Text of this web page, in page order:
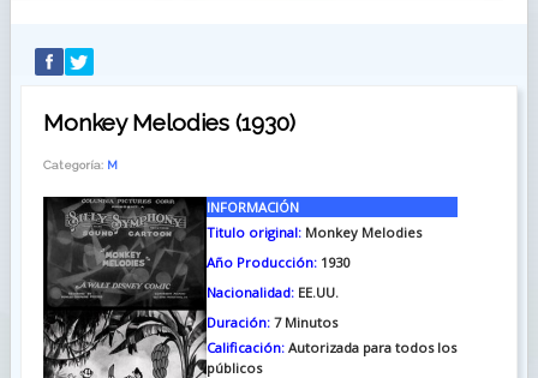
Monkey Melodies (1930)
Categoría: M
INFORMACIÓN
Titulo original:Monkey Melodies
Año Producción:1930
Nacionalidad:EE.UU.
Duración:7 Minutos
Calificación:Autorizada para todos los
públicos